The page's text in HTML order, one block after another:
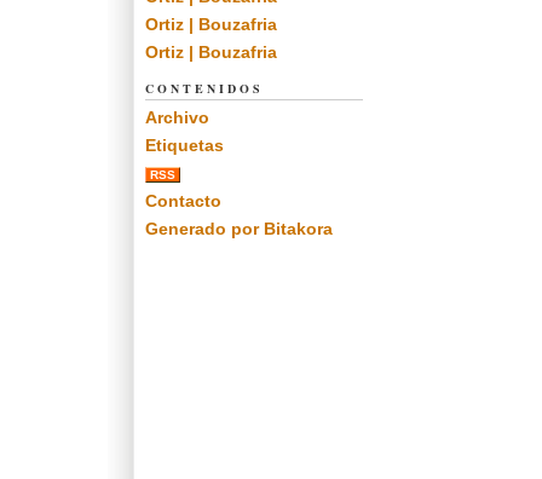
Ortiz | Bouzafria
Ortiz | Bouzafria
CONTENIDOS
Archivo
Etiquetas
RSS
Contacto
Generado por Bitakora